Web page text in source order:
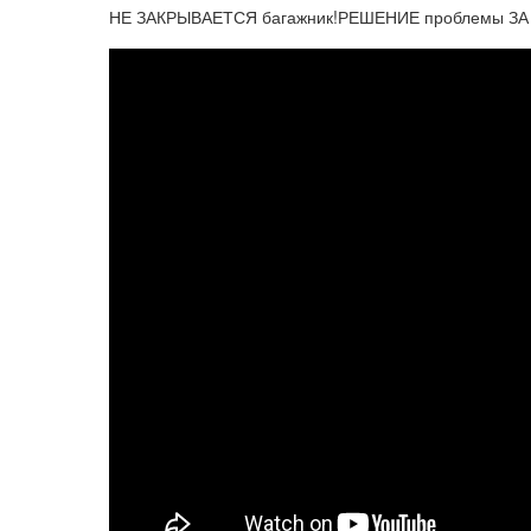
НЕ ЗАКРЫВАЕТСЯ багажник!РЕШЕНИЕ проблемы ЗА